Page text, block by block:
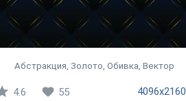
Абстракция, Золото, Обивка, Вектор
4096x2160
4.6 55